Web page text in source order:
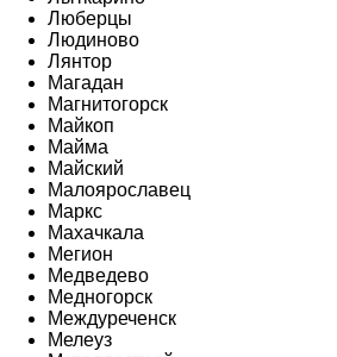
Люберцы
Людиново
Лянтор
Магадан
Магнитогорск
Майкоп
Майма
Майский
Малоярославец
Маркс
Махачкала
Мегион
Медведево
Медногорск
Междуреченск
Мелеуз